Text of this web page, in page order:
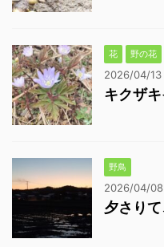
花 野の花
2026/04/13
キクザ
野鳥
2026/04/08
夕さり